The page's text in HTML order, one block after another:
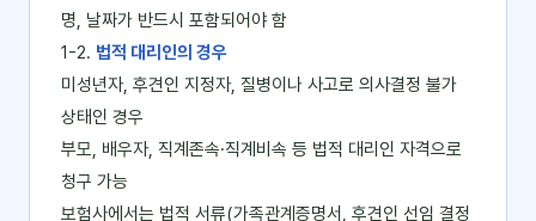
명, 날짜가 반드시 포함되어야 함
1-2. 법적 대리인의 경우
미성년자, 후견인 지정자, 질병이나 사고로 의사결정 불가
상태인 경우
부모, 배우자, 직계존속·직계비속 등 법적 대리인 자격으로
청구 가능
보험사에서는 법적 서류(가족관계증명서, 후견인 선임 결정